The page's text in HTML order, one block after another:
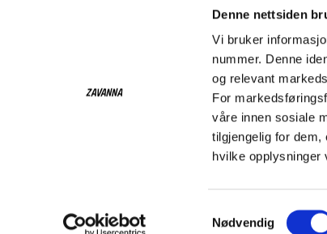
Denne nettsiden
Vi bruker
nummer. Denne
og relevant
For
våre innen sosiale
tilgjengelig for
hvilke
Nødvendig
Copyright © 2026. All rights reserved.
Les mer om cookies her
Magento2 nettbutikkav Convert.